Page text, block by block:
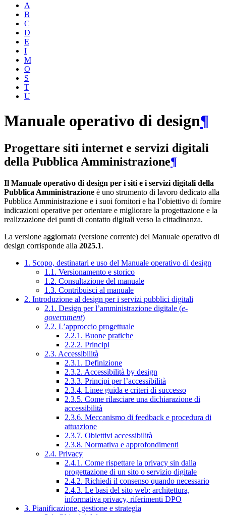
A
B
C
D
E
I
M
O
S
T
U
Manuale operativo di design¶
Progettare siti internet e servizi digitali
della Pubblica Amministrazione¶
Il Manuale operativo di design per i siti e i servizi digitali della
Pubblica Amministrazione è uno strumento di lavoro dedicato alla
Pubblica Amministrazione e i suoi fornitori e ha l’obiettivo di fornire
indicazioni operative per orientare e migliorare la progettazione e la
realizzazione dei punti di contatto digitali verso la cittadinanza.
La versione aggiornata (versione corrente) del Manuale operativo di
design corrisponde alla 2025.1.
1. Scopo, destinatari e uso del Manuale operativo di design
1.1. Versionamento e storico
1.2. Consultazione del manuale
1.3. Contribuisci al manuale
2. Introduzione al design per i servizi pubblici digitali
2.1. Design per l’amministrazione digitale (e-
government)
2.2. L’approccio progettuale
2.2.1. Buone pratiche
2.2.2. Principi
2.3. Accessibilità
2.3.1. Definizione
2.3.2. Accessibilità by design
2.3.3. Principi per l’accessibilità
2.3.4. Linee guida e criteri di successo
2.3.5. Come rilasciare una dichiarazione di
accessibilità
2.3.6. Meccanismo di feedback e procedura di
attuazione
2.3.7. Obiettivi accessibilità
2.3.8. Normativa e approfondimenti
2.4. Privacy
2.4.1. Come rispettare la privacy sin dalla
progettazione di un sito o servizio digitale
2.4.2. Richiedi il consenso quando necessario
2.4.3. Le basi del sito web: architettura,
informativa privacy, riferimenti DPO
3. Pianificazione, gestione e strategia